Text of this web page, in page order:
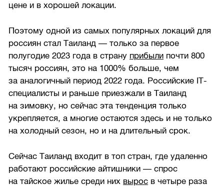
цене и в хорошей локации.
Поэтому одной из самых популярных локаций для
россиян стал Таиланд — только за первое
полугодие 2023 года в страну прибыли почти 800
тысяч россиян, это на 1000% больше, чем
за аналогичный период 2022 года. Российские IT-
специалисты и раньше приезжали в Таиланд
на зимовку, но сейчас эта тенденция только
укрепляется, а многие остаются здесь и не только
на холодный сезон, но и на длительный срок.
Сейчас Таиланд входит в топ стран, где удаленно
работают российские айтишники — спрос
на тайское жилье среди них вырос в четыре раза